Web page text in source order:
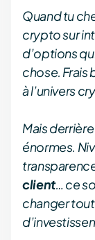
Quand tu
crypto sur
d’options
chose. Frais
à l’univers
Mais
énormes.
client… ce
changer